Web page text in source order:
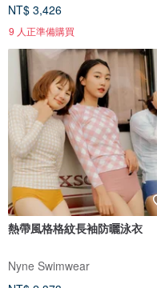
NT$ 3,426
9 人正準備購買
熱帶風格格紋長袖防曬泳衣
Nyne Swimwear